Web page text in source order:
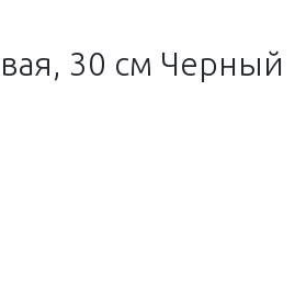
30 см Черный